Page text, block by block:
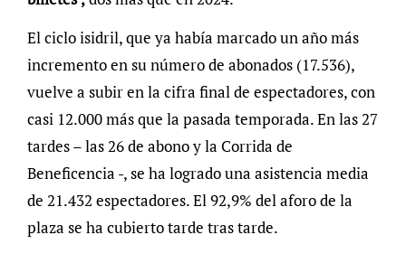
El ciclo isidril, que ya había marcado un año más
incremento en su número de abonados (17.536),
vuelve a subir en la cifra final de espectadores, con
casi 12.000 más que la pasada temporada. En las 27
tardes – las 26 de abono y la Corrida de
Beneficencia -, se ha logrado una asistencia media
de 21.432 espectadores. El 92,9% del aforo de la
plaza se ha cubierto tarde tras tarde.